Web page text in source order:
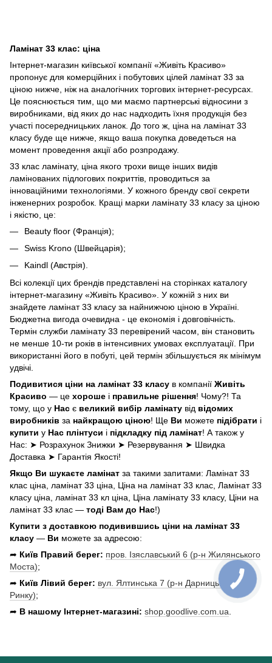
Ламінат 33 клас: ціна
Інтернет-магазин київської компанії «Живіть Красиво»
пропонує для комерційних і побутових цілей ламінат 33 за
ціною нижче, ніж на аналогічних торгових інтернет-ресурсах.
Це пояснюється тим, що ми маємо партнерські відносини з
виробниками, від яких до нас надходить їхня продукція без
участі посередницьких ланок. До того ж, ціна на ламінат 33
класу буде ще нижче, якщо ваша покупка доведеться на
момент проведення акції або розпродажу.
33 клас ламінату, ціна якого трохи вище інших видів
ламінованих підлогових покриттів, проводиться за
інноваційними технологіями. У кожного бренду свої секрети
інженерних розробок. Кращі марки ламінату 33 класу за ціною
і якістю, це:
Beauty floor (Франція);
Swiss Krono (Швейцарія);
Kaindl (Австрія).
Всі колекції цих брендів представлені на сторінках каталогу
інтернет-магазину «Живіть Красиво». У кожній з них ви
знайдете ламінат 33 класу за найнижчою ціною в Україні.
Бюджетна вигода очевидна - це економія і довговічність.
Термін служби ламінату 33 перевірений часом, він становить
не менше 10-ти років в інтенсивних умовах експлуатації. При
використанні його в побуті, цей термін збільшується як мінімум
удвічі.
Подивитися ціни на ламінат 33 класу в компанії Живіть
Красиво — це хороше і правильне рішення! Чому?! Та
тому, що у Нас є великий вибір ламінату від відомих
виробників за найкращою ціною! Ще Ви можете підібрати і
купити у Нас плінтуси і підкладку під ламінат! А також у
Нас: ➤ Розрахунок Знижки ➤ Резервування ➤ Швидка
Доставка ➤ Гарантія Якості!
Якщо Ви шукаєте ламінат за такими запитами: Ламінат 33
клас ціна, ламінат 33 ціна, Ціна на ламінат 33 клас, Ламінат 33
класу ціна, ламінат 33 кл ціна, Ціна ламінату 33 класу, Ціни на
ламінат 33 клас — тоді Вам до Нас!)
Купити з доставкою подивившись ціни на ламінат 33
класу — Ви можете за адресою:
➦ Київ Правий берег: пров. Ізяславський 6 (р-н Жилянського
Моста);
➦ Київ Лівий берег: вул. Ялтинська 7 (р-н Дарницького
Ринку);
➦ В нашому Інтернет-магазині: shop.goodlive.com.ua